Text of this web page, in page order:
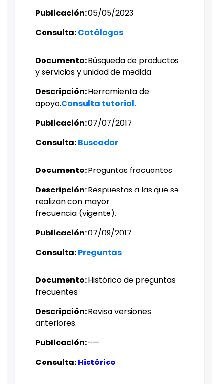
Publicación:05/05/2023
Consulta: ​Catálogos
Documento:Búsqueda de productos
y servicios y unidad de medida
Descripción:Herramienta de
apoyo.Consulta tutorial.​
Publicación:07/07/2017
Consulta: ​​​Buscador
Documento: ​Preguntas frecuentes
Descripción:Respuestas a las que se
realizan con mayor
frecuencia (vigente).
Publicación:07/09/2017
Consulta:Preguntas
Documento: ​Histórico de preguntas
frecuentes
Descripción:Revisa versiones
anteriores.
Publicación:–—​
Consulta:Histórico